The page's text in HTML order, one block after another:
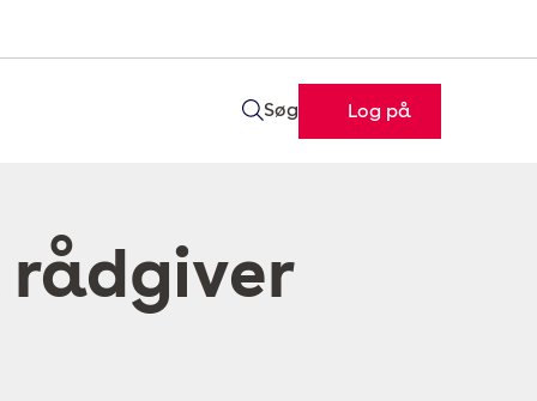
Søg Log på
rådgiver